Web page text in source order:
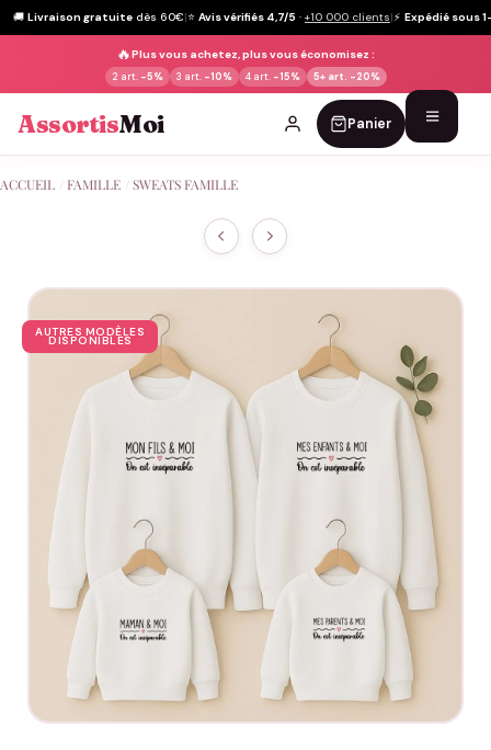
🚚 Livraison gratuite dès 60€|⭐ Avis vérifiés 4,7/5 · +10 000 clients|⚡ Expédié sous
🔥Plus vous achetez, plus vous économisez :
2 art. -5% 3 art. -10% 4 art. -15% 5+ art. -20%
AssortisMoi Panier
au
ACCUEIL FAMILLE SWEATS FAMILLE
AUTRES MODÈLES
DISPONIBLES